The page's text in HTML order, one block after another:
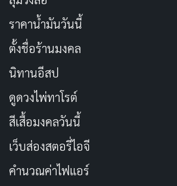
ราคาน้ำมันวันนี้
ตั้งชื่อร้านมงคล
นิทานอีสป
ดูดวงไพ่ทาโรต์
สีเสื้อมงคลวันนี้
เว็บส่องสตอรี่ไอจี
คำนวณค่าไฟแอร์